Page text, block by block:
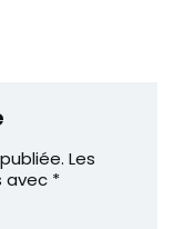
Les
avec *